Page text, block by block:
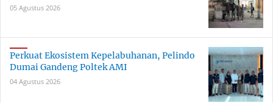
05 Agustus 2026
Perkuat Ekosistem Kepelabuhanan, Pelindo
Dumai Gandeng Poltek AMI
04 Agustus 2026